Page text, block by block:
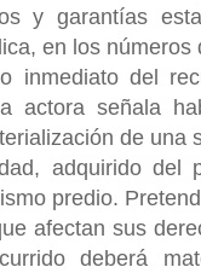
y garantías
en los números
inmediato del
actora señala
de
adquirido del
predio.
afectan sus
deberá